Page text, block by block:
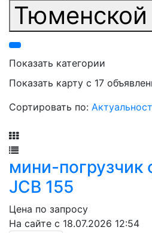
Тюменской
Показать категории
Показать карту с 17
Сортировать по:
мини-погрузчик
JCB 155
Цена по запросу
На сайте с 18.07.2026 12:54